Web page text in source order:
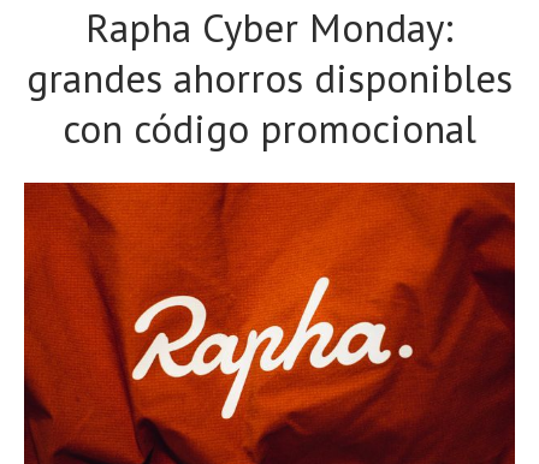
Rapha Cyber ​​Monday:
grandes ahorros disponibles
con código promocional